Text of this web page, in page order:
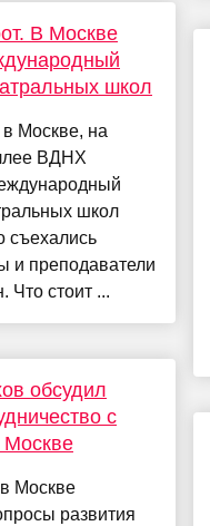
В Москве
школ
Москве, на
ВДНХ
школ
съехались
и преподаватели
Что стоит ...
обсудил
с
Москве
Москве
развития